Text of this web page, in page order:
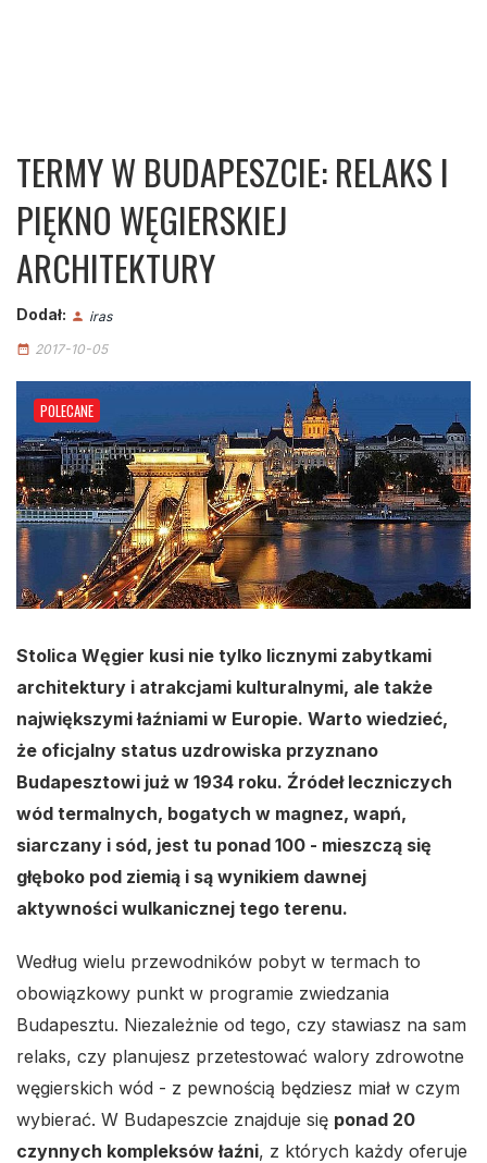
TERMY W BUDAPESZCIE: RELAKS I
PIĘKNO WĘGIERSKIEJ
ARCHITEKTURY
Dodał: person iras
date_range 2017-10-05
POLECANE
Stolica Węgier kusi nie tylko licznymi zabytkami
architektury i atrakcjami kulturalnymi, ale także
największymi łaźniami w Europie. Warto wiedzieć,
że oficjalny status uzdrowiska przyznano
Budapesztowi już w 1934 roku. Źródeł leczniczych
wód termalnych, bogatych w magnez, wapń,
siarczany i sód, jest tu ponad 100 - mieszczą się
głęboko pod ziemią i są wynikiem dawnej
aktywności wulkanicznej tego terenu.
Według wielu przewodników pobyt w termach to
obowiązkowy punkt w programie zwiedzania
Budapesztu. Niezależnie od tego, czy stawiasz na sam
relaks, czy planujesz przetestować walory zdrowotne
węgierskich wód - z pewnością będziesz miał w czym
wybierać. W Budapeszcie znajduje się ponad 20
czynnych kompleksów łaźni, z których każdy oferuje